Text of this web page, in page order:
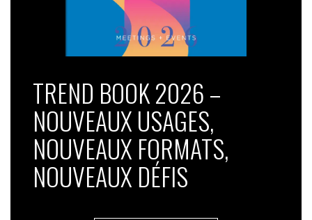
TREND BOOK 2026 –
NOUVEAUX USAGES,
NOUVEAUX FORMATS,
NOUVEAUX DÉFIS